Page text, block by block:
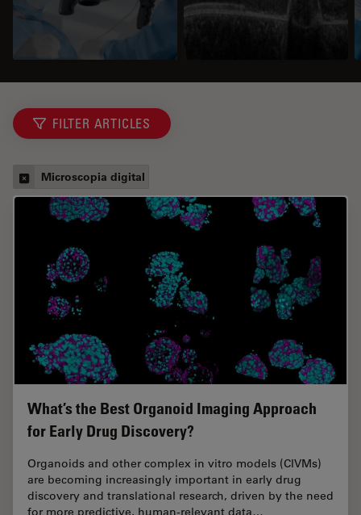
FILTER ARTICLES
Microscopia digital
What’s the Best Organoid Imaging Approach
for Early Drug Discovery?
Organoids and other complex in vitro models (CIVMs)
are becoming increasingly important in early drug
discovery and translational research, driven by the need
for more predictive, human-relevant data…